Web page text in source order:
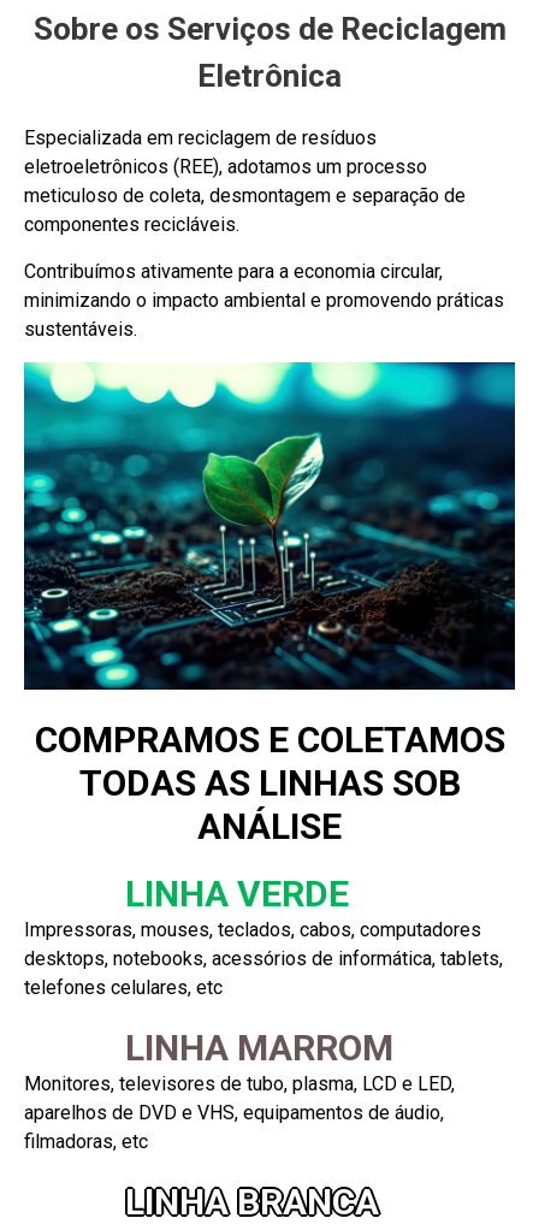
Sobre os Serviços de Reciclagem
Eletrônica
Especializada em reciclagem de resíduos
eletroeletrônicos (REE), adotamos um processo
meticuloso de coleta, desmontagem e separação de
componentes recicláveis.
Contribuímos ativamente para a economia circular,
minimizando o impacto ambiental e promovendo práticas
sustentáveis.
COMPRAMOS E COLETAMOS
TODAS AS LINHAS SOB
ANÁLISE
LINHA VERDE
Impressoras, mouses, teclados, cabos, computadores
desktops, notebooks, acessórios de informática, tablets,
telefones celulares, etc
LINHA MARROM
Monitores, televisores de tubo, plasma, LCD e LED,
aparelhos de DVD e VHS, equipamentos de áudio,
filmadoras, etc
LINHA BRANCA